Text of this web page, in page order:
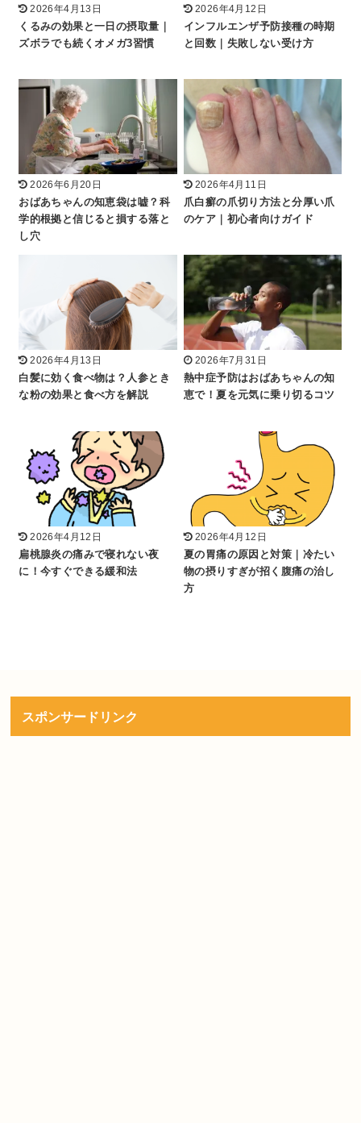
2026年4月13日
くるみの効果と一日の摂取量｜
ズボラでも続くオメガ3習慣
2026年4月12日
インフルエンザ予防接種の時期
と回数｜失敗しない受け方
2026年6月20日
おばあちゃんの知恵袋は嘘？科
学的根拠と信じると損する落と
し穴
2026年4月11日
爪白癬の爪切り方法と分厚い爪
のケア｜初心者向けガイド
2026年4月13日
白髪に効く食べ物は？人参とき
な粉の効果と食べ方を解説
2026年7月31日
熱中症予防はおばあちゃんの知
恵で！夏を元気に乗り切るコツ
2026年4月12日
扁桃腺炎の痛みで寝れない夜
に！今すぐできる緩和法
2026年4月12日
夏の胃痛の原因と対策｜冷たい
物の摂りすぎが招く腹痛の治し
方
スポンサードリンク